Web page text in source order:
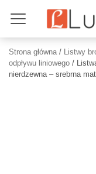
Strona główna/ Listwy
odpływu liniowego /
nierdzewna – srebrna